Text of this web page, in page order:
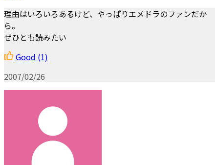
理由はいろいろあるけど、やっぱりエメドラのファンだか
ら。
ぜひとも読みたい
Good (1)
2007/02/26